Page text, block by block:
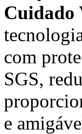
Cuidado
com
SGS,
e